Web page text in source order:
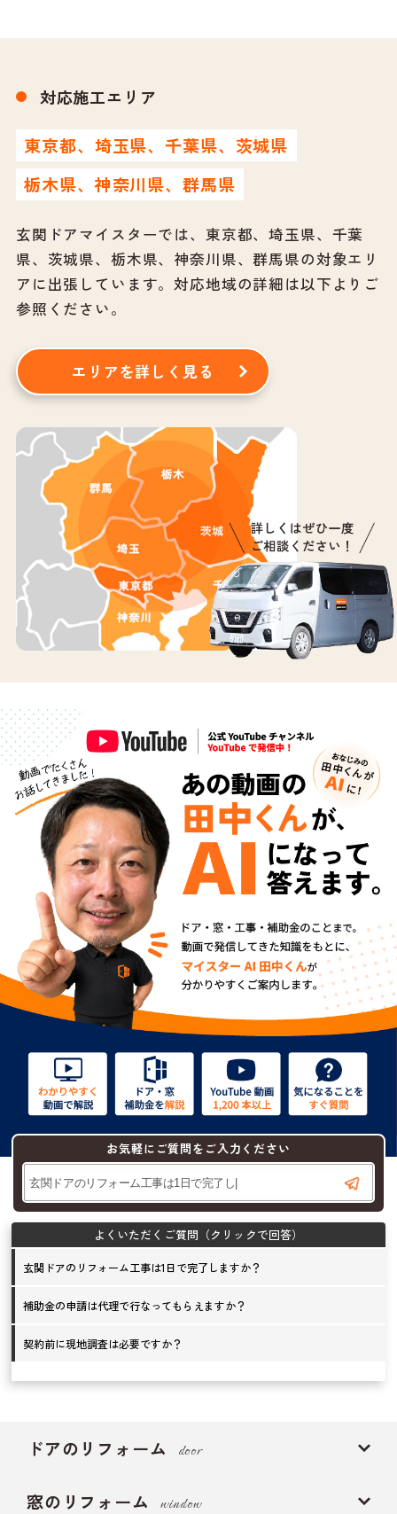
対応施工エリア
東京都、埼玉県、千葉県、茨城県
栃木県、神奈川県、群馬県
玄関ドアマイスターでは、東京都、埼玉県、千葉
県、茨城県、栃木県、神奈川県、群馬県の対象エリ
アに出張しています。対応地域の詳細は以下よりご
参照ください。
エリアを詳しく見る
お気軽にご質問をご入力ください
玄関ドアのリフォーム工事は1日で完了しますか？
補助金の申請は代理で行なってもらえますか？
契約前に現地調査は必要ですか？
ドアのリフォーム door
窓のリフォーム window